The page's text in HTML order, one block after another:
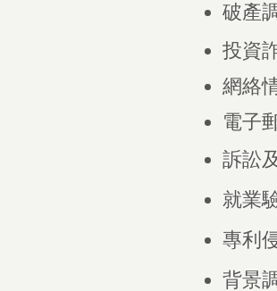
破產
投資
網絡
電子
訴訟
就業
專利
背景